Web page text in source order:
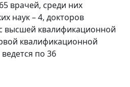
врачей, среди них
наук – 4, докторов
высшей квалификационной
квалификационной
по 36